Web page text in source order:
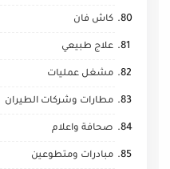
كاش فان
علاج طبيعي
مشغل عمليات
مطارات وشركات الطيران
صحافة واعلام
مبادرات ومتطوعين